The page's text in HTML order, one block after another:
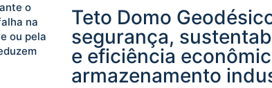
o
na
ou pela
Teto Domo
segurança,
e eficiência
armazenamento